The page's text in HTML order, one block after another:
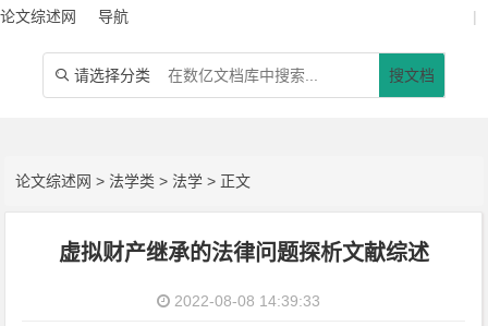
论文综述网 导航 |
 请选择分类 搜文档
论文综述网 > 法学类 > 法学 > 正文
虚拟财产继承的法律问题探析文献综述
2022-08-08 14:39:33